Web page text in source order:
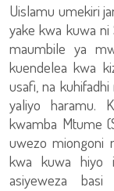
Uislamu umekiri
yake kwa kuwa ni
maumbile ya
kuendelea kwa
usafi, na
yaliyo haramu.
kwamba Mtume
uwezo miongoni
kwa kuwa hiyo
asiyeweza